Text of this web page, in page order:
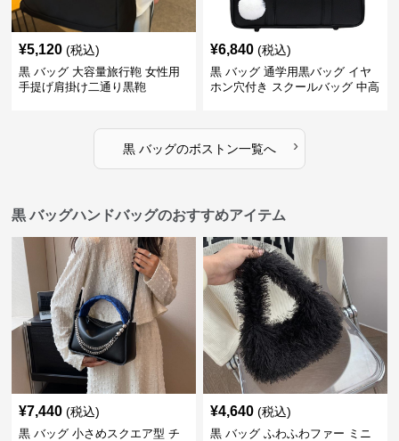
¥5,120 (税込)
黒 バッグ 大容量旅行鞄 女性用
手提げ肩掛け二通り黒鞄
¥6,840 (税込)
黒 バッグ 通学用黒バッグ イヤ
ホン穴付き スクールバッグ 中高
黒 バッグのボストン一覧へ ›
黒 バッグハンドバッグのおすすめアイテム
¥7,440 (税込)
黒 バッグ 小さめスクエア型 チ
¥4,640 (税込)
黒 バッグ ふわふわファー ミニ